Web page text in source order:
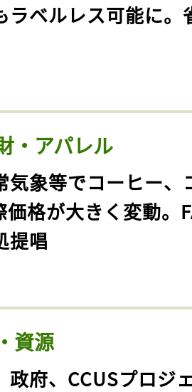
ラベルレス可能に。
・アパレル
気象等でコーヒー、
価格が大きく変動。
提唱
資源
政府、CCUSプロジ